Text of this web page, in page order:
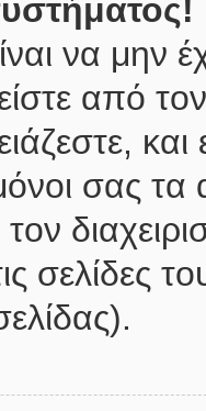
να μην
από
και
σας